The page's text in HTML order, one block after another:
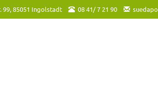
99, 85051 Ingolstadt 08 41/ 7 21 90